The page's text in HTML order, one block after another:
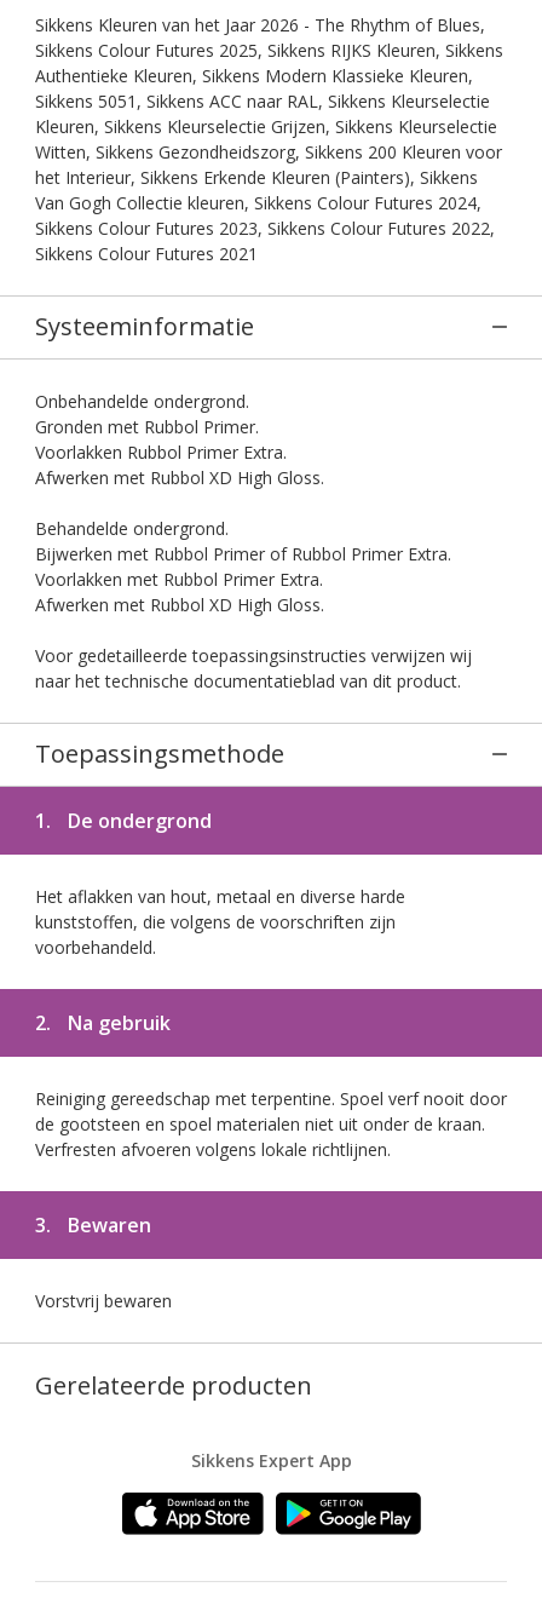
Sikkens Kleuren van het Jaar 2026 - The Rhythm of Blues,
Sikkens Colour Futures 2025, Sikkens RIJKS Kleuren, Sikkens
Authentieke Kleuren, Sikkens Modern Klassieke Kleuren,
Sikkens 5051, Sikkens ACC naar RAL, Sikkens Kleurselectie
Kleuren, Sikkens Kleurselectie Grijzen, Sikkens Kleurselectie
Witten, Sikkens Gezondheidszorg, Sikkens 200 Kleuren voor
het Interieur, Sikkens Erkende Kleuren (Painters), Sikkens
Van Gogh Collectie kleuren, Sikkens Colour Futures 2024,
Sikkens Colour Futures 2023, Sikkens Colour Futures 2022,
Sikkens Colour Futures 2021
Systeeminformatie
Onbehandelde ondergrond.
Gronden met Rubbol Primer.
Voorlakken Rubbol Primer Extra.
Afwerken met Rubbol XD High Gloss.
Behandelde ondergrond.
Bijwerken met Rubbol Primer of Rubbol Primer Extra.
Voorlakken met Rubbol Primer Extra.
Afwerken met Rubbol XD High Gloss.
Voor gedetailleerde toepassingsinstructies verwijzen wij
naar het technische documentatieblad van dit product.
Toepassingsmethode
1. De ondergrond
Het aflakken van hout, metaal en diverse harde
kunststoffen, die volgens de voorschriften zijn
voorbehandeld.
2. Na gebruik
Reiniging gereedschap met terpentine. Spoel verf nooit door
de gootsteen en spoel materialen niet uit onder de kraan.
Verfresten afvoeren volgens lokale richtlijnen.
3. Bewaren
Vorstvrij bewaren
Gerelateerde producten
Sikkens Expert App